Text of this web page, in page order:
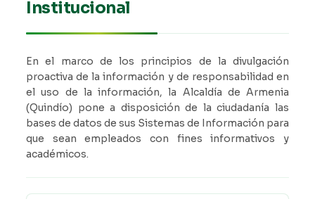
Institucional
En el marco de los principios de la divulgación
proactiva de la información y de responsabilidad en
el uso de la información, la Alcaldía de Armenia
(Quindío) pone a disposición de la ciudadanía las
bases de datos de sus Sistemas de Información para
que sean empleados con fines informativos y
académicos.